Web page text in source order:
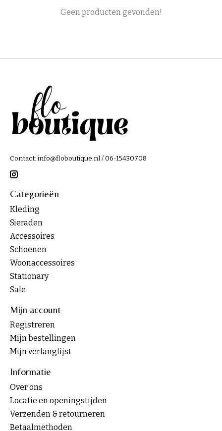
Geen producten gevonden!
Contact: info@floboutique.nl/ 06-15430708
Categorieën
Kleding
Sieraden
Accessoires
Schoenen
Woonaccessoires
Stationary
Sale
Mijn account
Registreren
Mijn bestellingen
Mijn verlanglijst
Informatie
Over ons
Locatie en openingstijden
Verzenden & retourneren
Betaalmethoden